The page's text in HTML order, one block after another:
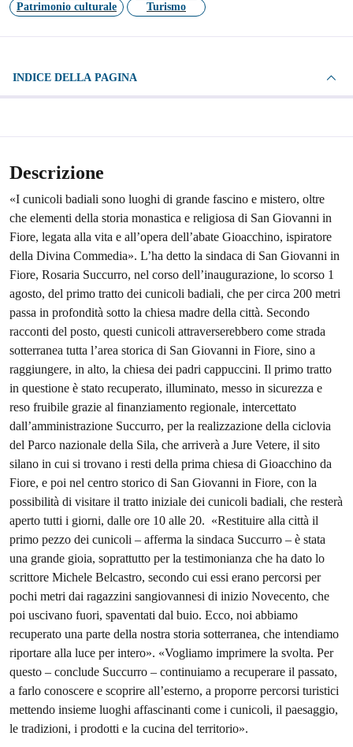
Patrimonio culturale
Turismo
INDICE DELLA PAGINA
Descrizione
«I cunicoli badiali sono luoghi di grande fascino e mistero, oltre
che elementi della storia monastica e religiosa di San Giovanni in
Fiore, legata alla vita e all’opera dell’abate Gioacchino, ispiratore
della Divina Commedia». L’ha detto la sindaca di San Giovanni in
Fiore, Rosaria Succurro, nel corso dell’inaugurazione, lo scorso 1
agosto, del primo tratto dei cunicoli badiali, che per circa 200 metri
passa in profondità sotto la chiesa madre della città. Secondo
racconti del posto, questi cunicoli attraverserebbero come strada
sotterranea tutta l’area storica di San Giovanni in Fiore, sino a
raggiungere, in alto, la chiesa dei padri cappuccini. Il primo tratto
in questione è stato recuperato, illuminato, messo in sicurezza e
reso fruibile grazie al finanziamento regionale, intercettato
dall’amministrazione Succurro, per la realizzazione della ciclovia
del Parco nazionale della Sila, che arriverà a Jure Vetere, il sito
silano in cui si trovano i resti della prima chiesa di Gioacchino da
Fiore, e poi nel centro storico di San Giovanni in Fiore, con la
possibilità di visitare il tratto iniziale dei cunicoli badiali, che resterà
aperto tutti i giorni, dalle ore 10 alle 20. «Restituire alla città il
primo pezzo dei cunicoli – afferma la sindaca Succurro – è stata
una grande gioia, soprattutto per la testimonianza che ha dato lo
scrittore Michele Belcastro, secondo cui essi erano percorsi per
pochi metri dai ragazzini sangiovannesi di inizio Novecento, che
poi uscivano fuori, spaventati dal buio. Ecco, noi abbiamo
recuperato una parte della nostra storia sotterranea, che intendiamo
riportare alla luce per intero». «Vogliamo imprimere la svolta. Per
questo – conclude Succurro – continuiamo a recuperare il passato,
a farlo conoscere e scoprire all’esterno, a proporre percorsi turistici
mettendo insieme luoghi affascinanti come i cunicoli, il paesaggio,
le tradizioni, i prodotti e la cucina del territorio».